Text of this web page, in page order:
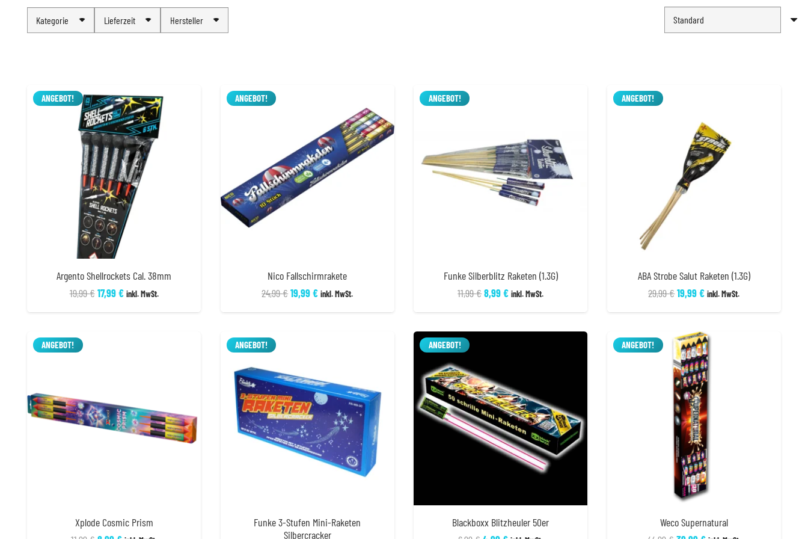
Kategorie Lieferzeit Hersteller
ANGEBOT!
Argento Shellrockets Cal. 38mm
19,99€ Ursprünglicher
17,99€Aktueller
inkl. MwSt.
ANGEBOT!
Nico Fallschirmrakete
24,99€Ursprünglicher
19,99€Aktueller
inkl. MwSt.
ANGEBOT!
Funke Silberblitz Raketen (1.3G)
11,99€Ursprünglicher
8,99€Aktueller
inkl. MwSt.
ANGEBOT!
ABA Strobe Salut Raketen (1.3G)
29,99€Ursprünglicher
29,99 €
19,99€Aktueller
19,99 €.
inkl. MwSt.
ANGEBOT!
Xplode Cosmic Prism
ANGEBOT!
Funke 3-Stufen Mini-Raketen
Silbercracker
ANGEBOT!
Blackboxx Blitzheuler 50er
ANGEBOT!
Weco Supernatural